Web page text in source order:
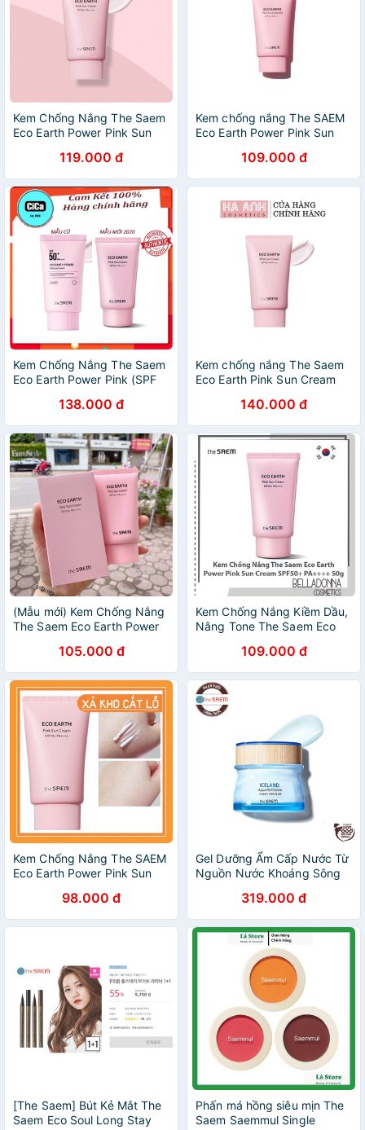
Kem Chống Nắng The Saem
Eco Earth Power Pink Sun
119.000 đ
Kem chống nắng The SAEM
Eco Earth Power Pink Sun
109.000 đ
Kem Chống Nắng The Saem
Eco Earth Power Pink (SPF
138.000 đ
Kem chống nắng The Saem
Eco Earth Pink Sun Cream
140.000 đ
(Mẫu mới) Kem Chống Nắng
The Saem Eco Earth Power
SPF50+/PA++++
105.000 đ
Kem Chống Nắng Kiềm Dầu,
Nâng Tone The Saem Eco
SPF50+ PA++++ 50g
109.000 đ
Kem Chống Nắng The SAEM
Eco Earth Power Pink Sun
98.000 đ
Gel Dưỡng Ẩm Cấp Nước Từ
Nguồn Nước Khoáng Sông
Aqua Gel Cream 60ml
319.000 đ
[The Saem] Bút Kẻ Mắt The
Saem Eco Soul Long Stay
Phấn má hồng siêu mịn The
Saem Saemmul Single